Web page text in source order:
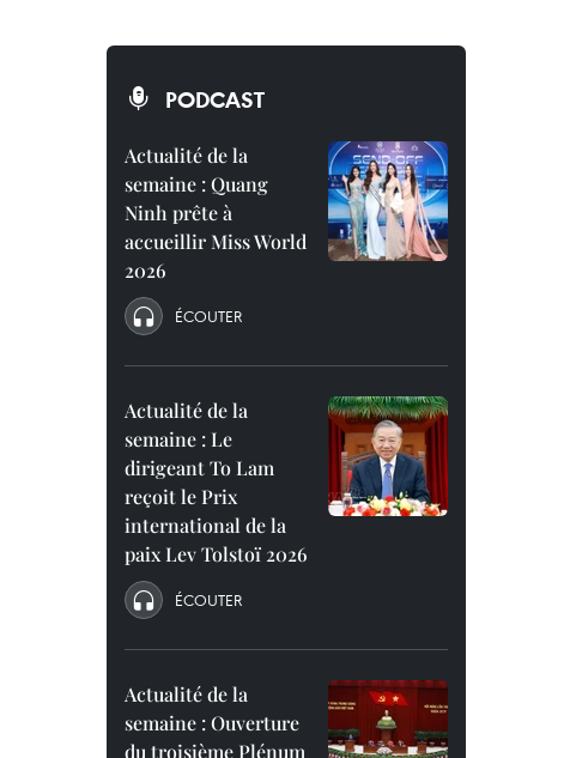
PODCAST
Actualité de la
semaine : Quang
Ninh prête à
accueillir Miss World
2026
ÉCOUTER
Actualité de la
semaine : Le
dirigeant To Lam
reçoit le Prix
international de la
paix Lev Tolstoï 2026
ÉCOUTER
Actualité de la
semaine : Ouverture
du troisième Plénum